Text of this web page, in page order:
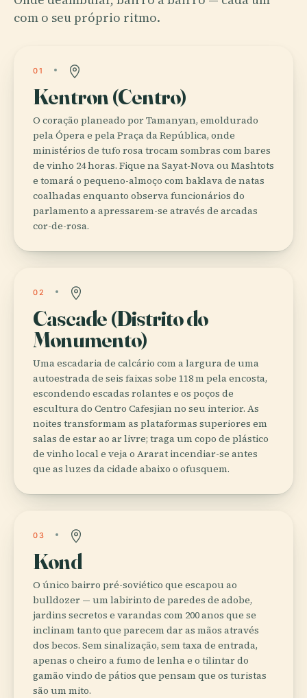
com o seu próprio ritmo.
01
Kentron (Centro)
O coração planeado por Tamanyan, emoldurado
pela Ópera e pela Praça da República, onde
ministérios de tufo rosa trocam sombras com bares
de vinho 24 horas. Fique na Sayat-Nova ou Mashtots
e tomará o pequeno-almoço com baklava de natas
coalhadas enquanto observa funcionários do
parlamento a apressarem-se através de arcadas
cor-de-rosa.
02
Cascade (Distrito do
Monumento)
Uma escadaria de calcário com a largura de uma
autoestrada de seis faixas sobe 118 m pela encosta,
escondendo escadas rolantes e os poços de
escultura do Centro Cafesjian no seu interior. As
noites transformam as plataformas superiores em
salas de estar ao ar livre; traga um copo de plástico
de vinho local e veja o Ararat incendiar-se antes
que as luzes da cidade abaixo o ofusquem.
03
Kond
O único bairro pré-soviético que escapou ao
bulldozer — um labirinto de paredes de adobe,
jardins secretos e varandas com 200 anos que se
inclinam tanto que parecem dar as mãos através
dos becos. Sem sinalização, sem taxa de entrada,
apenas o cheiro a fumo de lenha e o tilintar do
gamão vindo de pátios que pensam que os turistas
são um mito.